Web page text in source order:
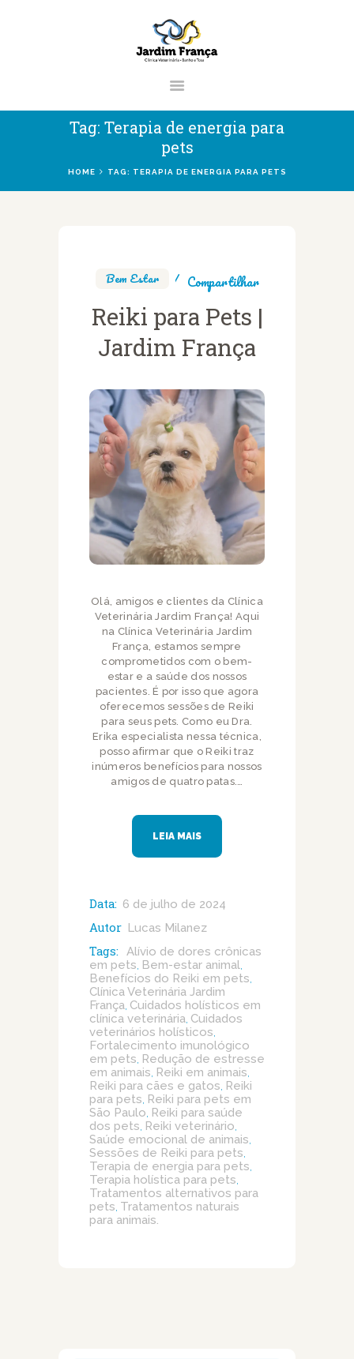
Tag: Terapia de energia para
pets
HOME TAG: TERAPIA DE ENERGIA PARA PETS
CLÍNICA VETERINÁRIA JARDIM
FRANÇA | ZONA NORTE DE SÃO
PAULO
São Paulo
SERVIÇOS
BLOG
Bem Estar Compartilhar
Reiki para Pets |
Jardim França
Olá, amigos e clientes da Clínica
Veterinária Jardim França! Aqui
na Clínica Veterinária Jardim
França, estamos sempre
comprometidos com o bem-
estar e a saúde dos nossos
pacientes. É por isso que agora
oferecemos sessões de Reiki
para seus pets. Como eu Dra.
Erika especialista nessa técnica,
posso afirmar que o Reiki traz
inúmeros benefícios para nossos
amigos de quatro patas.…
LEIA MAIS
Data: 6 de julho de 2024
Autor Lucas Milanez
Tags: Alívio de dores crônicas
em pets Bem-estar animal
Benefícios do Reiki em pets
Clínica Veterinária Jardim
França Cuidados holísticos em
clínica veterinária Cuidados
veterinários holísticos
Fortalecimento imunológico
em pets Redução de estresse
em animais Reiki em animais
Reiki para cães e gatos Reiki
para pets Reiki para pets em
São Paulo Reiki para saúde
dos pets Reiki veterinário
Saúde emocional de animais
Sessões de Reiki para pets
Terapia de energia para pets
Terapia holística para pets
Tratamentos alternativos para
pets Tratamentos naturais
para animais.